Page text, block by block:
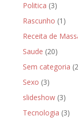
Politica (3)
Rascunho (1)
Receita de
Saude (20)
Sem categoria
Sexo (3)
slideshow(3)
Tecnologia (3)